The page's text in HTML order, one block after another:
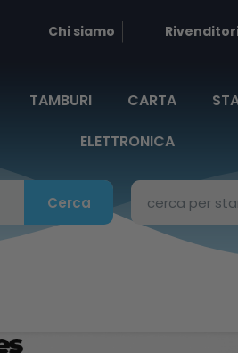
Chi siamo
TAMBURI CARTA
ELETTRONICA
Cerca